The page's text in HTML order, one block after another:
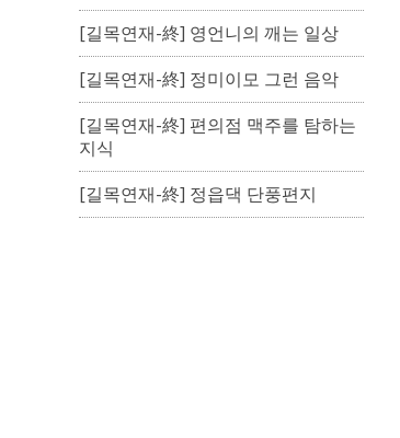
[길목연재-終] 영언니의 깨는 일상
[길목연재-終] 정미이모 그런 음악
[길목연재-終] 편의점 맥주를 탐하는
지식
[길목연재-終] 정읍댁 단풍편지